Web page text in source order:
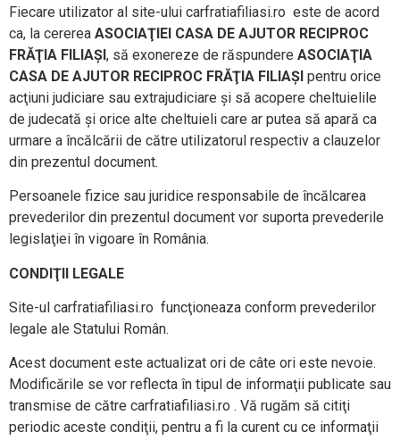
Fiecare utilizator al site-ului carfratiafiliasi.ro este de acord
ca, la cererea ASOCIAŢIEI CASA DE AJUTOR RECIPROC
FRĂŢIA FILIAŞI, să exonereze de răspundere ASOCIAŢIA
CASA DE AJUTOR RECIPROC FRĂŢIA FILIAŞI pentru orice
acţiuni judiciare sau extrajudiciare şi să acopere cheltuielile
de judecată şi orice alte cheltuieli care ar putea să apară ca
urmare a încălcării de către utilizatorul respectiv a clauzelor
din prezentul document.
Persoanele fizice sau juridice responsabile de încălcarea
prevederilor din prezentul document vor suporta prevederile
legislaţiei în vigoare în România.
CONDIŢII LEGALE
Site-ul carfratiafiliasi.ro funcţioneaza conform prevederilor
legale ale Statului Român.
Acest document este actualizat ori de câte ori este nevoie.
Modificările se vor reflecta în tipul de informaţii publicate sau
transmise de către carfratiafiliasi.ro . Vă rugăm să citiţi
periodic aceste condiţii, pentru a fi la curent cu ce informaţii